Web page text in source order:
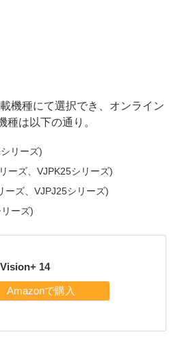
機種にて選択でき、オンライン
種は以下の通り。
リーズ)
ーズ、VJPK25シリーズ)
ーズ、VJPJ25シリーズ)
ーズ)
14